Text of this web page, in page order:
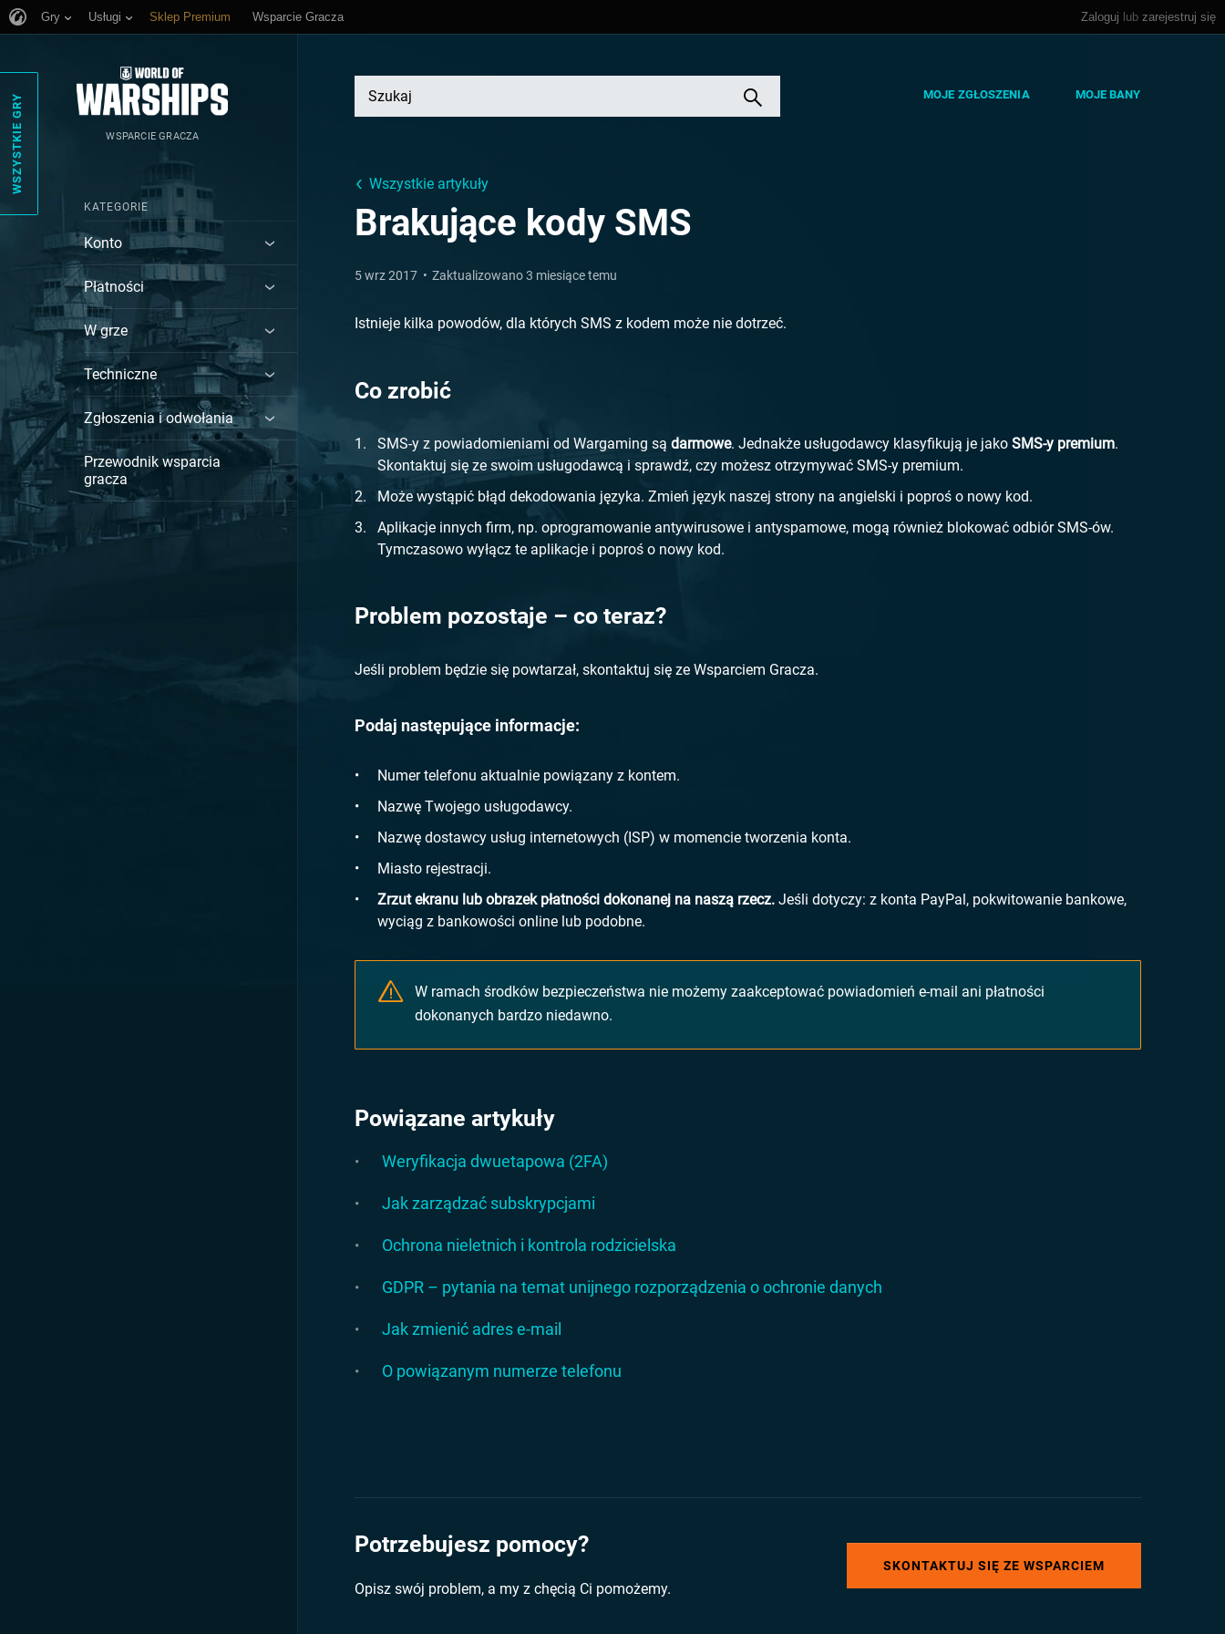
Zaloguj lub zarejestruj się
Gry Usługi Sklep Premium Wsparcie Gracza
WSZYSTKIE GRY WSPARCIE GRACZA
KATEGORIE
Konto
Płatności
W grze
Techniczne
Zgłoszenia i odwołania
Przewodnik wsparcia
gracza
MOJE ZGŁOSZENIA MOJE BANY
Wszystkie artykuły
Brakujące kody SMS
5 wrz 2017 Zaktualizowano 3 miesiące temu
Istnieje kilka powodów, dla których SMS z kodem może nie dotrzeć.
Co zrobić
SMS-y z powiadomieniami od Wargaming sądarmowe. Jednakże usługodawcy klasyfikują je jakoSMS-y premium.
Skontaktuj się ze swoim usługodawcą i sprawdź, czy możesz otrzymywać SMS-y premium.
Może wystąpić błąd dekodowania języka. Zmień język naszej strony na angielski i poproś o nowy kod.
Aplikacje innych firm, np. oprogramowanie antywirusowe i antyspamowe, mogą również blokować odbiór SMS-ów.
Tymczasowo wyłącz te aplikacje i poproś o nowy kod.
Problem pozostaje – co teraz?
Jeśli problem będzie się powtarzał, skontaktuj się ze Wsparciem Gracza.
Podaj następujące informacje:
Numer telefonu aktualnie powiązany z kontem.
Nazwę Twojego usługodawcy.
Nazwę dostawcy usług internetowych (ISP) w momencie tworzenia konta.
Miasto rejestracji.
Zrzut ekranu lub obrazek płatności dokonanej na naszą rzecz. Jeśli dotyczy: z konta PayPal, pokwitowanie bankowe,
wyciąg z bankowości online lub podobne.
W ramach środków bezpieczeństwa nie możemy zaakceptować powiadomień e-mail ani płatności
dokonanych bardzo niedawno.
Powiązane artykuły
Weryfikacja dwuetapowa (2FA)
Jak zarządzać subskrypcjami
Ochrona nieletnich i kontrola rodzicielska
GDPR – pytania na temat unijnego rozporządzenia o ochronie danych
Jak zmienić adres e-mail
O powiązanym numerze telefonu
Potrzebujesz pomocy?
Opisz swój problem, a my z chęcią Ci pomożemy.
SKONTAKTUJ SIĘ ZE WSPARCIEM